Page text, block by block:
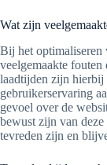
Wat zijn
Bij het optimaliseren
veelgemaakte
laadtijden zijn hierbij
gebruikerservaring
gevoel over de
bewust zijn van
tevreden zijn en